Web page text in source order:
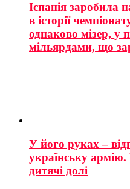
Іспанія заробила
в історії
однаково мізер, у
мільярдами, що
У його руках –
українську
дитячі долі